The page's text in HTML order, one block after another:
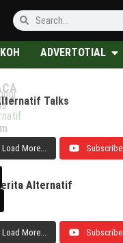
ADVERTOTIAL
YouTube
Hadirkan
Hype
untuk
Bantu
Perluas
Talks
Load More... Subscribe
Alternatif
Load More... Subscribe